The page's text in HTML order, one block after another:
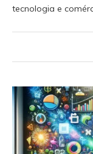
tecnologia e